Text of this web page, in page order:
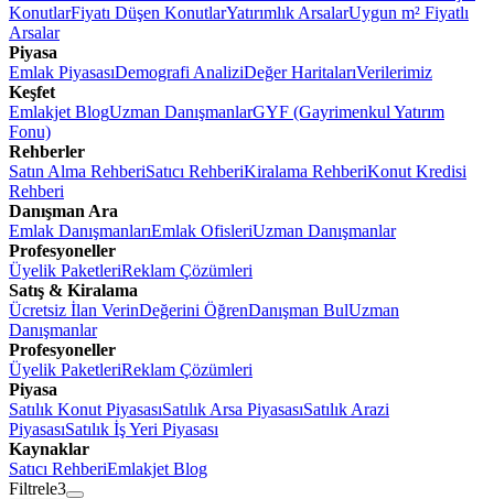
KonutlarFiyatı Düşen KonutlarYatırımlık ArsalarUygun m² Fiyatlı
Arsalar
Piyasa
Emlak PiyasasıDemografi AnaliziDeğer HaritalarıVerilerimiz
Keşfet
Emlakjet BlogUzman DanışmanlarGYF (Gayrimenkul Yatırım
Fonu)
Rehberler
Satın Alma RehberiSatıcı RehberiKiralama RehberiKonut Kredisi
Rehberi
Danışman Ara
Emlak DanışmanlarıEmlak OfisleriUzman Danışmanlar
Profesyoneller
Üyelik PaketleriReklam Çözümleri
Satış & Kiralama
Ücretsiz İlan VerinDeğerini ÖğrenDanışman BulUzman
Danışmanlar
Profesyoneller
Üyelik PaketleriReklam Çözümleri
Piyasa
Satılık Konut PiyasasıSatılık Arsa PiyasasıSatılık Arazi
PiyasasıSatılık İş Yeri Piyasası
Kaynaklar
Satıcı RehberiEmlakjet Blog
Filtrele3